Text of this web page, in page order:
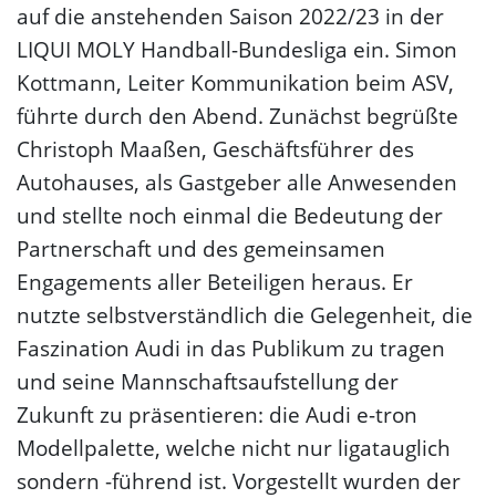
auf die anstehenden Saison 2022/23 in der
LIQUI MOLY Handball-Bundesliga ein. Simon
Kottmann, Leiter Kommunikation beim ASV,
führte durch den Abend. Zunächst begrüßte
Christoph Maaßen, Geschäftsführer des
Autohauses, als Gastgeber alle Anwesenden
und stellte noch einmal die Bedeutung der
Partnerschaft und des gemeinsamen
Engagements aller Beteiligen heraus. Er
nutzte selbstverständlich die Gelegenheit, die
Faszination Audi in das Publikum zu tragen
und seine Mannschaftsaufstellung der
Zukunft zu präsentieren: die Audi e-tron
Modellpalette, welche nicht nur ligatauglich
sondern -führend ist. Vorgestellt wurden der